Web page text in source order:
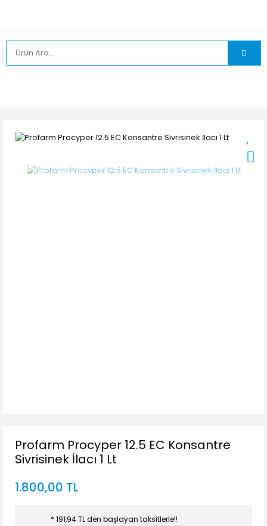
Profarm Procyper 12.5 EC Konsantre
Sivrisinek İlacı 1 Lt
1.800,00 TL
* 191,94 TL den başlayan taksitlerle!!